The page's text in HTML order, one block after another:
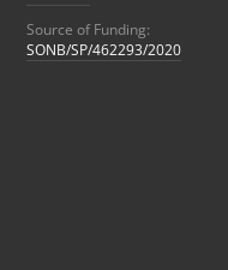
Source of Funding:
SONB/SP/462293/2020